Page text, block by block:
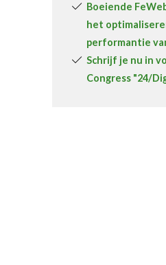
Boeiende
het
performantie
Schrijf je nu in
Congress "24/